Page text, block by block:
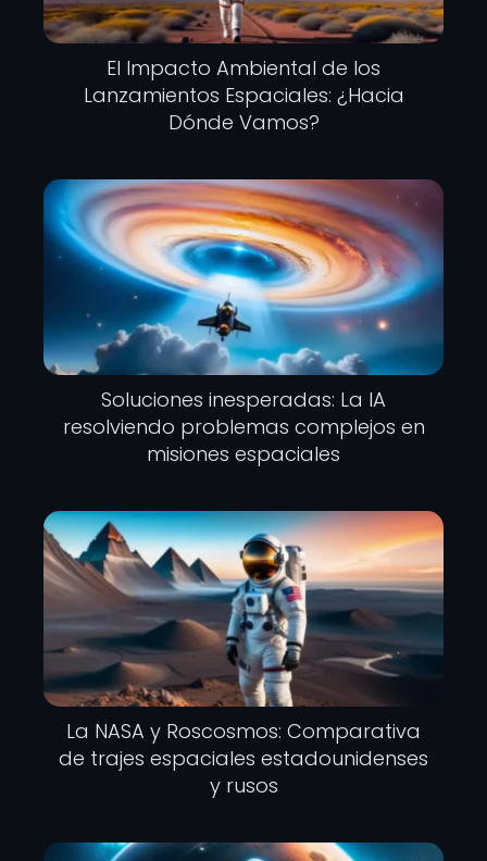
El Impacto Ambiental de los
Lanzamientos Espaciales: ¿Hacia
Dónde Vamos?
Soluciones inesperadas: La IA
resolviendo problemas complejos en
misiones espaciales
La NASA y Roscosmos: Comparativa
de trajes espaciales estadounidenses
y rusos